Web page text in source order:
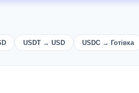
USDT → USD USDC → Готівка